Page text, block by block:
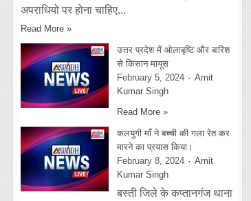
अपराधियो पर होना चाहिए...
Read More »
उत्तर प्रदेश में ओलाबृष्टि और बारिश
से किसान मायूस
February 5, 2024
Amit
Kumar Singh
Read More »
कलयुगी माँ ने बच्ची की गला रेत कर
मारने का प्रयास किया।
February 8, 2024
Amit
Kumar Singh
बस्ती जिले के कप्तानगंज थाना